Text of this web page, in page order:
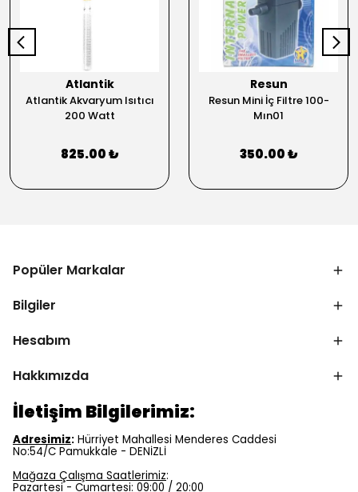
Atlantik
Atlantik Akvaryum Isıtıcı
200 Watt
825.00 ₺
Resun
Resun Mini İç Filtre 100-
Mın01
350.00 ₺
Popüler Markalar
Bilgiler
Hesabım
Hakkımızda
İletişim Bilgilerimiz:
Adresimiz: Hürriyet Mahallesi Menderes Caddesi
No:54/C Pamukkale - DENİZLİ
Mağaza Çalışma Saatlerimiz:
Pazartesi - Cumartesi: 09:00 / 20:00